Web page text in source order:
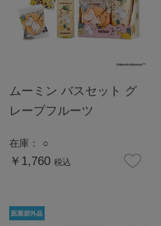
ムーミン バスセット グ
レープフルーツ
在庫： ○
￥1,760 税込